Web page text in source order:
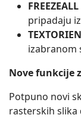
FREEZEALL
pripadaju
izabranom
Nove funkcije
Potpuno novi
rasterskih slika